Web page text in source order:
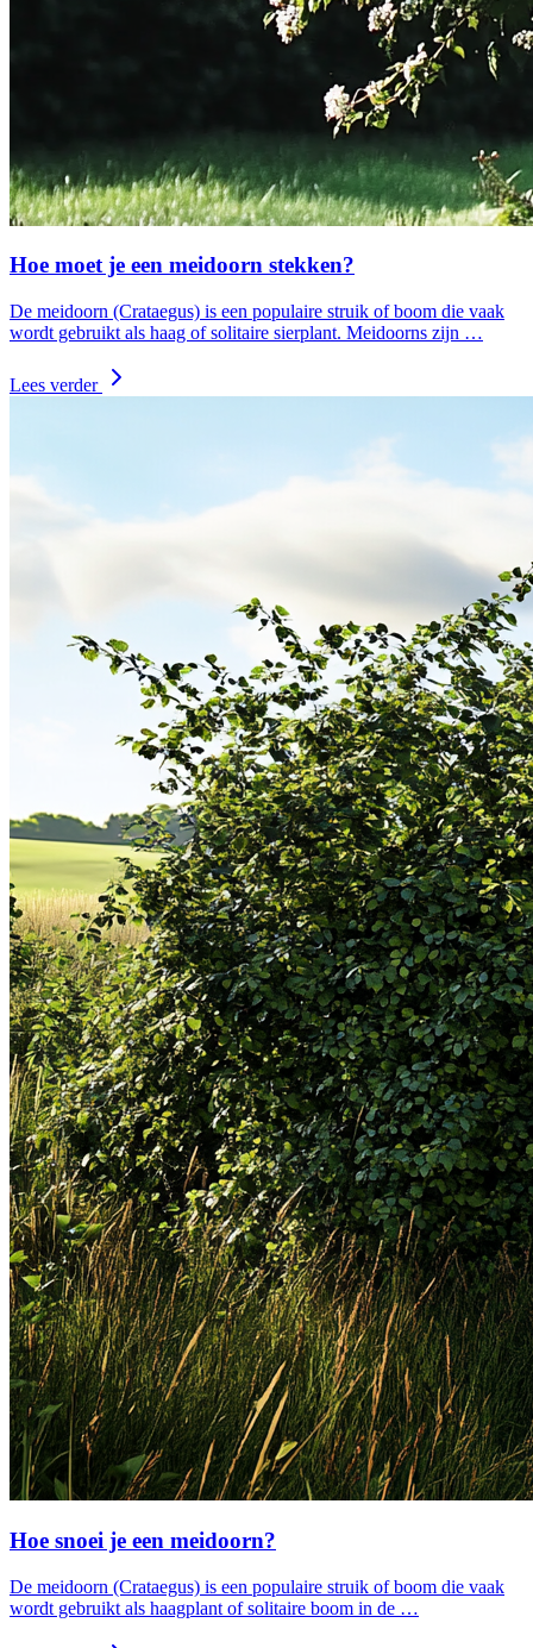
Hoe moet je een meidoorn stekken?
De meidoorn (Crataegus) is een populaire struik of boom die vaak
wordt gebruikt als haag of solitaire sierplant. Meidoorns zijn …
Lees verder
Hoe snoei je een meidoorn?
De meidoorn (Crataegus) is een populaire struik of boom die vaak
wordt gebruikt als haagplant of solitaire boom in de …